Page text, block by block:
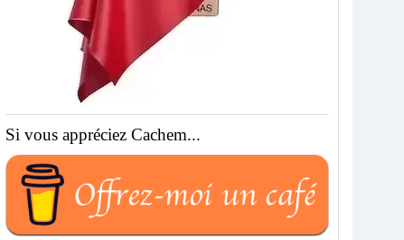
Si vous appréciez Cachem...